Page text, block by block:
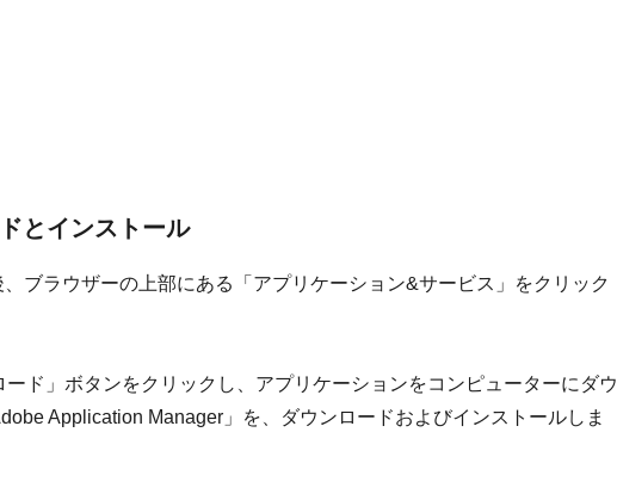
とインストール
ブラウザーの上部にある「アプリケーション&サービス」をクリック
ド」ボタンをクリックし、アプリケーションをコンピューターにダウ
Application Manager」を、ダウンロードおよびインストールしま